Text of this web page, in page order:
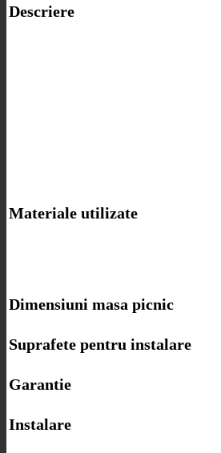
Descriere
Materiale utilizate
Dimensiuni masa picnic
Suprafete pentru instalare
Garantie
Instalare